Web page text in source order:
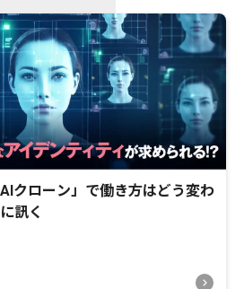
クローン」で働き方はどう変わ
訊く